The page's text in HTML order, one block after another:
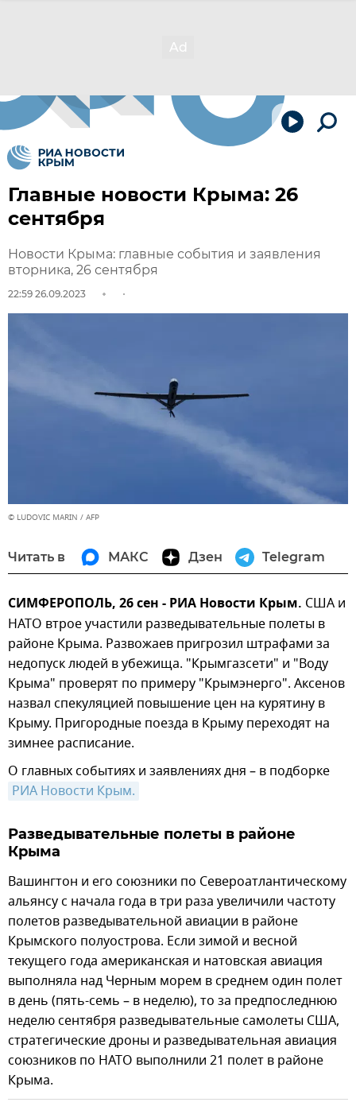
Главные новости Крыма: 26
сентября
Новости Крыма: главные события и заявления
вторника, 26 сентября
22:59 26.09.2023
© LUDOVIC MARIN / AFP
Читать в МАКС Дзен Telegram
СИМФЕРОПОЛЬ, 26 сен - РИА Новости Крым. США и
НАТО втрое участили разведывательные полеты в
районе Крыма. Развожаев пригрозил штрафами за
недопуск людей в убежища. "Крымгазсети" и "Воду
Крыма" проверят по примеру "Крымэнерго". Аксенов
назвал спекуляцией повышение цен на курятину в
Крыму. Пригородные поезда в Крыму переходят на
зимнее расписание.
О главных событиях и заявлениях дня – в подборке
РИА Новости Крым.
Разведывательные полеты в районе
Крыма
Вашингтон и его союзники по Североатлантическому
альянсу с начала года в три раза увеличили частоту
полетов разведывательной авиации в районе
Крымского полуострова. Если зимой и весной
текущего года американская и натовская авиация
выполняла над Черным морем в среднем один полет
в день (пять-семь – в неделю), то за предпоследнюю
неделю сентября разведывательные самолеты США,
стратегические дроны и разведывательная авиация
союзников по НАТО выполнили 21 полет в районе
Крыма.